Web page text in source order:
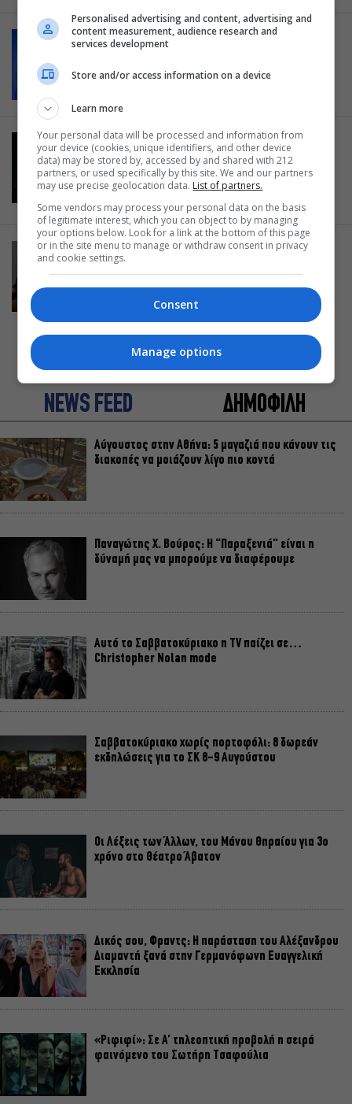
ΚΟΙΝΩΝΙΚΟ
08.09.2011
ΜΟΥΣΙΚΑ ΝΕΑ
Ρατσιστής ο The Game: “Το hip-
hop έχει γεμίσει με gay!”
ΕΡΩΤΙΚΟ ΔΡΑΜΑ
Φανταστικές Αγάπες
30.11.2010
NEWS FEED ΔΗΜΟΦΙΛΗ
Αύγουστος στην Αθήνα: 5 μαγαζιά που κάνουν τις
διακοπές να μοιάζουν λίγο πιο κοντά
Παναγώτης Χ. Βούρος: Η “Παραξενιά” είναι η
δύναμή μας να μπορούμε να διαφέρουμε
Αυτό το Σαββατοκύριακο η TV παίζει σε…
Christopher Nolan mode
Σαββατοκύριακο χωρίς πορτοφόλι: 8 δωρεάν
εκδηλώσεις για το ΣΚ 8-9 Αυγούστου
Οι Λέξεις των Άλλων, του Μάνου Θηραίου για 3ο
χρόνο στο Θέατρο Άβατον
Δικός σου, Φραντς: Η παράσταση του Αλέξανδρου
Διαμαντή ξανά στην Γερμανόφωνη Ευαγγελική
Εκκλησία
«Ριφιφί»: Σε Α’ τηλεοπτική προβολή η σειρά
φαινόμενο του Σωτήρη Τσαφούλια
Personalised advertising and content, advertising and
content measurement, audience research and
services development
Store and/or access information on a device
Learn more
Your personal data will be processed and information from
your device (cookies, unique identifiers, and other device
data) may be stored by, accessed by and shared with 212
partners, or used specifically by this site. We and our partners
may use precise geolocation data. List of partners.
Some vendors may process your personal data on the basis
of legitimate interest, which you can object to by managing
your options below. Look for a link at the bottom of this page
or in the site menu to manage or withdraw consent in privacy
and cookie settings.
Consent
Manage options